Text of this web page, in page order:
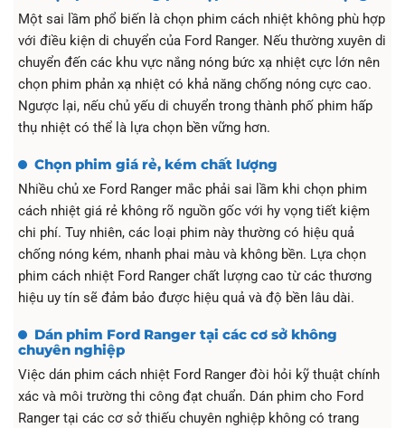
Một sai lầm phổ biến là chọn phim cách nhiệt không phù hợp
với điều kiện di chuyển của Ford Ranger. Nếu thường xuyên di
chuyển đến các khu vực nắng nóng bức xạ nhiệt cực lớn nên
chọn phim phản xạ nhiệt có khả năng chống nóng cực cao.
Ngược lại, nếu chủ yếu di chuyển trong thành phố phim hấp
thụ nhiệt có thể là lựa chọn bền vững hơn.
Chọn phim giá rẻ, kém chất lượng
Nhiều chủ xe Ford Ranger mắc phải sai lầm khi chọn phim
cách nhiệt giá rẻ không rõ nguồn gốc với hy vọng tiết kiệm
chi phí. Tuy nhiên, các loại phim này thường có hiệu quả
chống nóng kém, nhanh phai màu và không bền. Lựa chọn
phim cách nhiệt Ford Ranger chất lượng cao từ các thương
hiệu uy tín sẽ đảm bảo được hiệu quả và độ bền lâu dài.
Dán phim Ford Ranger tại các cơ sở không
chuyên nghiệp
Việc dán phim cách nhiệt Ford Ranger đòi hỏi kỹ thuật chính
xác và môi trường thi công đạt chuẩn. Dán phim cho Ford
Ranger tại các cơ sở thiếu chuyên nghiệp không có trang